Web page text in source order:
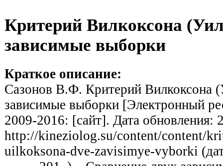
Критерий Вилкоксона
зависимые выборки
Краткое описание:
Сазонов В.Ф. Критерий Вилкоксона
зависимые выборки [Электронный
2009-2016: [сайт]. Дата обновления:
http://kineziolog.su/content/content/
uilkoksona-dve-zavisimye-vyborki